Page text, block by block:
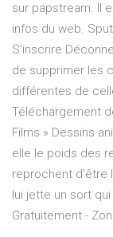
sur papstream. Il
infos du web.
S’inscrire
de supprimer les
différentes de
Téléchargement
Films » Dessins
elle le poids des
reprochent d'être
lui jette un sort
Gratuitement -